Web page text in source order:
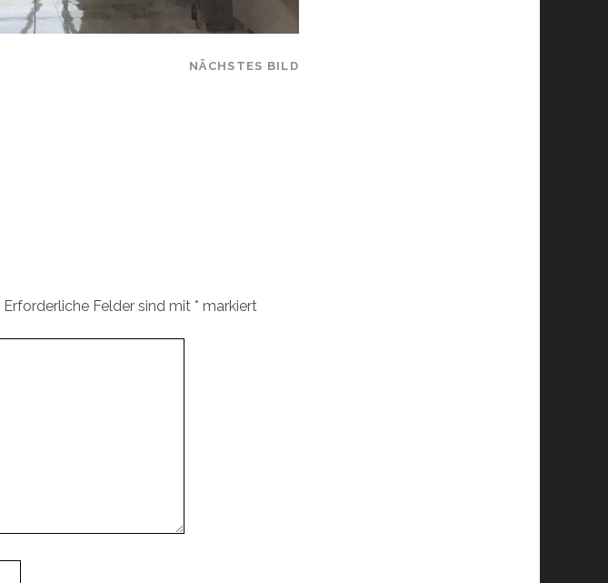
NÄCHSTES BILD
Erforderliche Felder sind mit * markiert